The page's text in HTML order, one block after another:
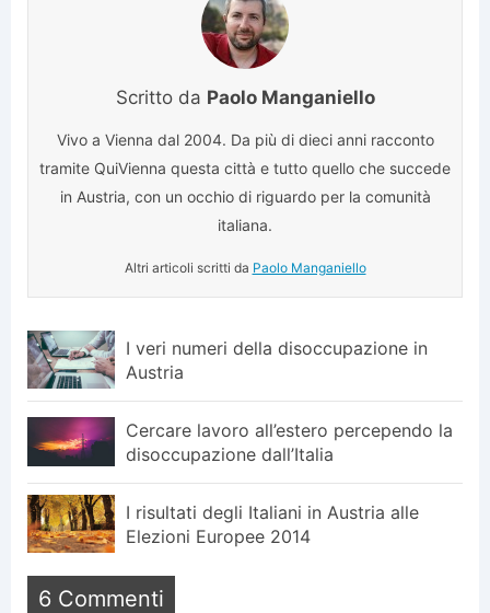
Scritto da Paolo Manganiello
Vivo a Vienna dal 2004. Da più di dieci anni racconto
tramite QuiVienna questa città e tutto quello che succede
in Austria, con un occhio di riguardo per la comunità
italiana.
Altri articoli scritti da Paolo Manganiello
I veri numeri della disoccupazione in
Austria
Cercare lavoro all’estero percependo la
disoccupazione dall’Italia
I risultati degli Italiani in Austria alle
Elezioni Europee 2014
6 Commenti